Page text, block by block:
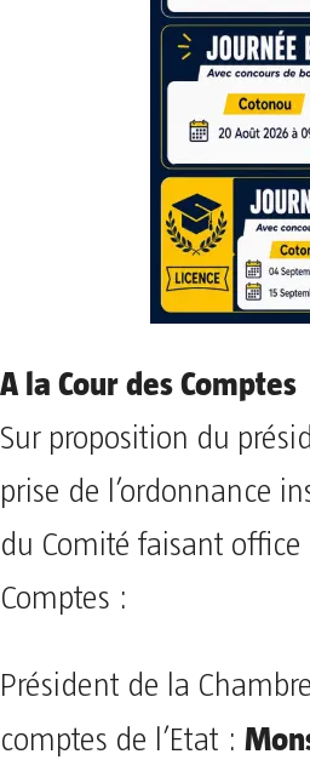
A la Cour des Comptes
Sur proposition du
prise de l’ordonnance
du Comité faisant
Comptes :
Président de la
comptes de l’Etat :